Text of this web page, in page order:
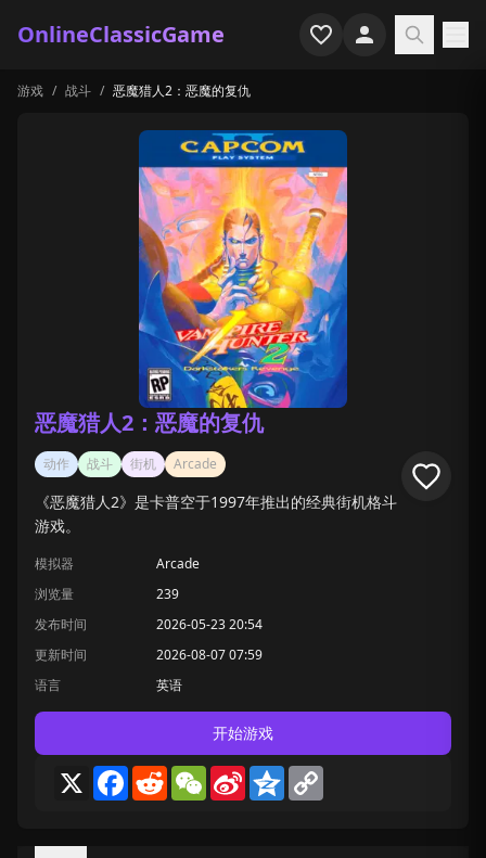
OnlineClassicGame
首页
游戏专题
最近玩过
游戏 / 战斗 / 恶魔猎人2：恶魔的复仇
恶魔猎人2：恶魔的复仇
动作 战斗 街机 Arcade
《恶魔猎人2》是卡普空于1997年推出的经典街机格斗
游戏。
模拟器
Arcade
浏览量
239
发布时间
2026-05-23 20:54
更新时间
2026-08-07 07:59
语言
英语
开始游戏
X Facebook
RedditWeChat
Sina
Weibo
Qzone